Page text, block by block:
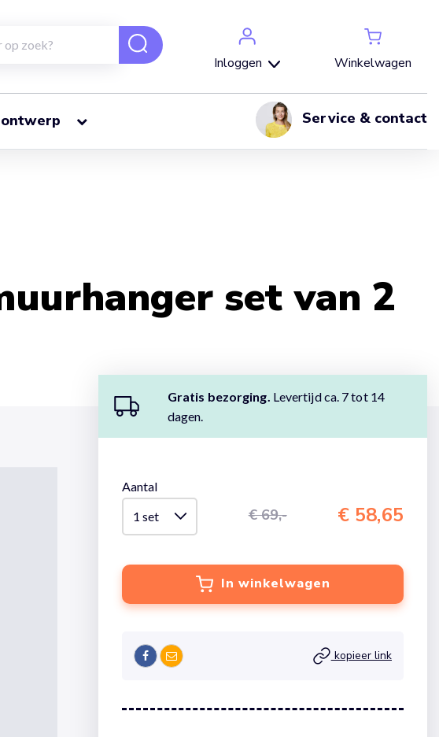
Inloggen Winkelwagen
Service & contact
set van 2
Gratis bezorging. Levertijd ca. 7 tot 14
dagen.
Aantal
€ 69,- € 58,65
In winkelwagen
kopieer link